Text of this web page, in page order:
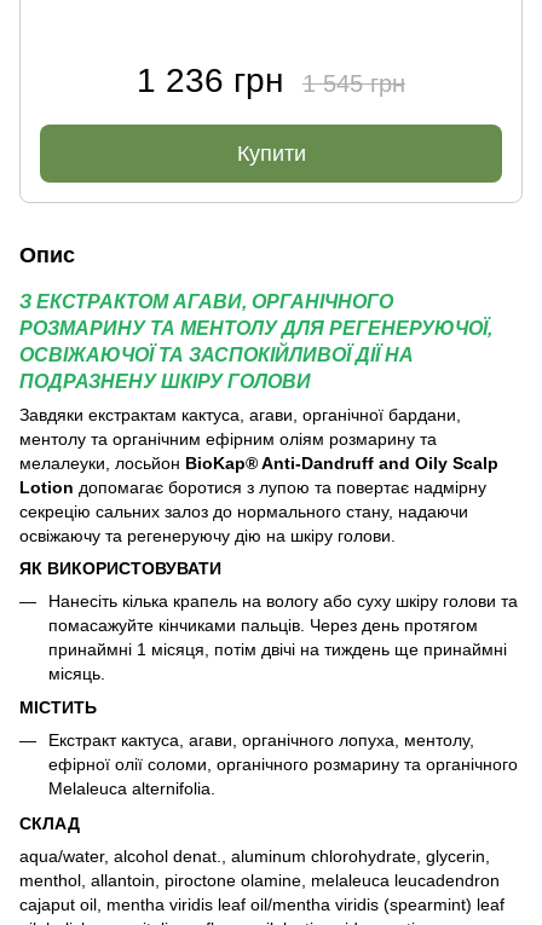
1 236 грн 1 545 грн
Купити
Опис
З ЕКСТРАКТОМ АГАВИ, ОРГАНІЧНОГО
РОЗМАРИНУ ТА МЕНТОЛУ ДЛЯ РЕГЕНЕРУЮЧОЇ,
ОСВІЖАЮЧОЇ ТА ЗАСПОКІЙЛИВОЇ ДІЇ НА
ПОДРАЗНЕНУ ШКІРУ ГОЛОВИ
Завдяки екстрактам кактуса, агави, органічної бардани,
ментолу та органічним ефірним оліям розмарину та
мелалеуки, лосьйон BioKap® Anti-Dandruff and Oily Scalp
Lotion допомагає боротися з лупою та повертає надмірну
секрецію сальних залоз до нормального стану, надаючи
освіжаючу та регенеруючу дію на шкіру голови.
ЯК ВИКОРИСТОВУВАТИ
Нанесіть кілька крапель на вологу або суху шкіру голови та
помасажуйте кінчиками пальців. Через день протягом
принаймні 1 місяця, потім двічі на тиждень ще принаймні
місяць.
МІСТИТЬ
Екстракт кактуса, агави, органічного лопуха, ментолу,
ефірної олії соломи, органічного розмарину та органічного
Melaleuca alternifolia.
СКЛАД
aqua/water, alcohol denat., aluminum chlorohydrate, glycerin,
menthol, allantoin, piroctone olamine, melaleuca leucadendron
cajaput oil, mentha viridis leaf oil/mentha viridis (spearmint) leaf